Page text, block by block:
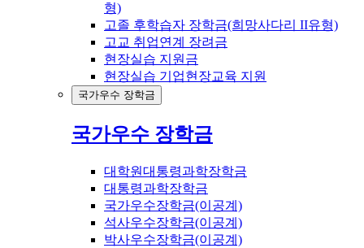
형)
고졸 후학습자 장학금(희망사다리 II유형)
고교 취업연계 장려금
현장실습 지원금
현장실습 기업현장교육 지원
국가우수 장학금
국가우수 장학금
대학원대통령과학장학금
대통령과학장학금
국가우수장학금(이공계)
석사우수장학금(이공계)
박사우수장학금(이공계)